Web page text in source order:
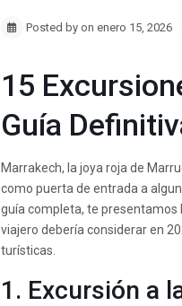
Posted by on enero 15, 2026
15
Guía
Marrakech, la joya roja de
como puerta de entrada a
guía completa, te presentamos
viajero debería considerar en
turísticas.
1. Excursión a